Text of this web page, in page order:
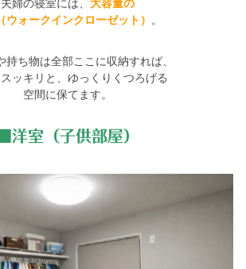
ウォークインクローゼット） 。
持ち物は全部ここに収納すれば、
ッキリと、ゆっくりくつろげる
空間に保てます。
■洋室（子供部屋）